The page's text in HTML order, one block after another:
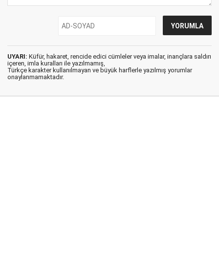
UYARI: Küfür, hakaret, rencide edici cümleler veya imalar, inançlara saldırı
içeren, imla kuralları ile yazılmamış,
Türkçe karakter kullanılmayan ve büyük harflerle yazılmış yorumlar
onaylanmamaktadır.